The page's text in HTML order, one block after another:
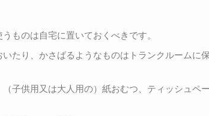
ものは自宅に置いておくべきです。
たり、かさばるようなものはトランクルームに
子供用又は大人用の）紙おむつ、ティッシュペ